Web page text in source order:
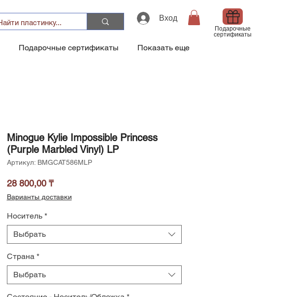
Вход
Подарочные
сертификаты
Подарочные сертификаты Показать еще
Minogue Kylie Impossible Princess
(Purple Marbled Vinyl) LP
Артикул: BMGCAT586MLP
28 800,00 ₸Цена
Варианты доставки
Носитель *
Выбрать
Страна *
Выбрать